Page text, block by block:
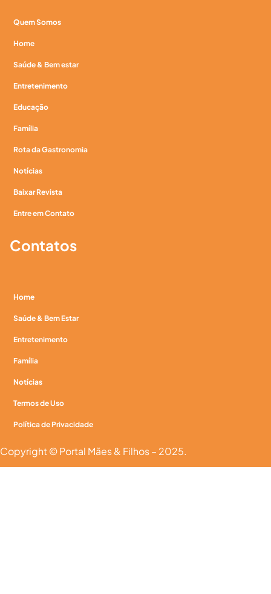
Quem Somos
Home
Saúde & Bem estar
Entretenimento
Educação
Família
Rota da Gastronomia
Notícias
Baixar Revista
Entre em Contato
Contatos
Home
Saúde & Bem Estar
Entretenimento
Família
Notícias
Termos de Uso
Política de Privacidade
Copyright © Portal Mães & Filhos – 2025.